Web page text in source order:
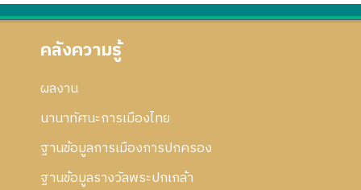
คลังความรู้
ผลงาน
นานาทัศนะการเมืองไทย
ฐานข้อมูลการเมืองการปกครอง
ฐานข้อมูลรางวัลพระปกเกล้า